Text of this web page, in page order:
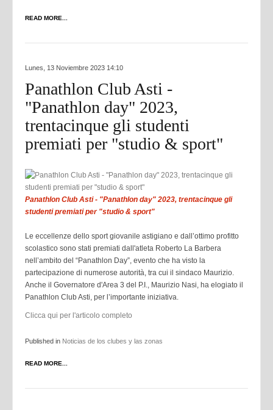
READ MORE...
Lunes, 13 Noviembre 2023 14:10
Panathlon Club Asti -
"Panathlon day" 2023,
trentacinque gli studenti
premiati per "studio & sport"
Panathlon Club Asti - "Panathlon day" 2023, trentacinque gli
studenti premiati per "studio & sport"
Le eccellenze dello sport giovanile astigiano e dall’ottimo profitto
scolastico sono stati premiati dall'atleta Roberto La Barbera
nell’ambito del “Panathlon Day”, evento che ha visto la
partecipazione di numerose autorità, tra cui il sindaco Maurizio.
Anche il Governatore d'Area 3 del P.I., Maurizio Nasi, ha elogiato il
Panathlon Club Asti, per l’importante iniziativa.
Clicca qui per l'articolo completo
Published in Noticias de los clubes y las zonas
READ MORE...